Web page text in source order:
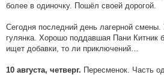
более в одиночку. Пошёл своей дорогой.
Сегодня последний день лагерной смены.
гулянка. Хорошо поддавшая Пани Китник
ищет добавки, то ли приключений…
10 августа, четверг. Пересменок. Часть